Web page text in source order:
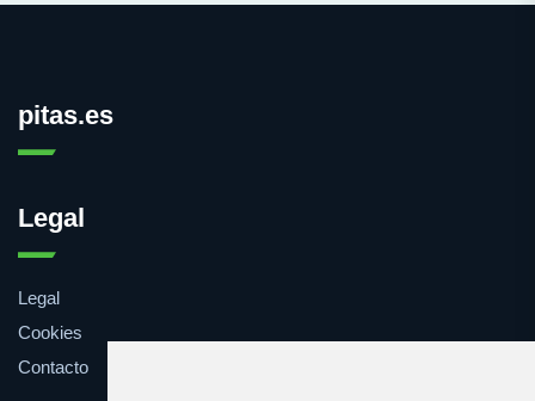
pitas.es
Legal
Legal
Cookies
Contacto